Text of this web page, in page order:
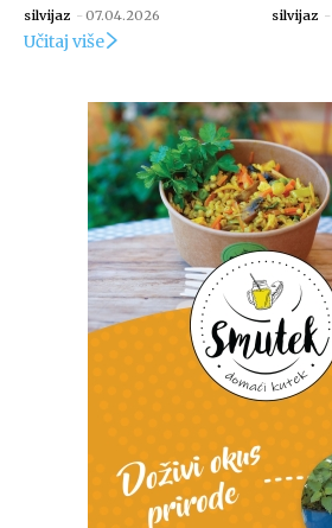
silvijaz - 07.04.2026 silvijaz -
Učitaj više